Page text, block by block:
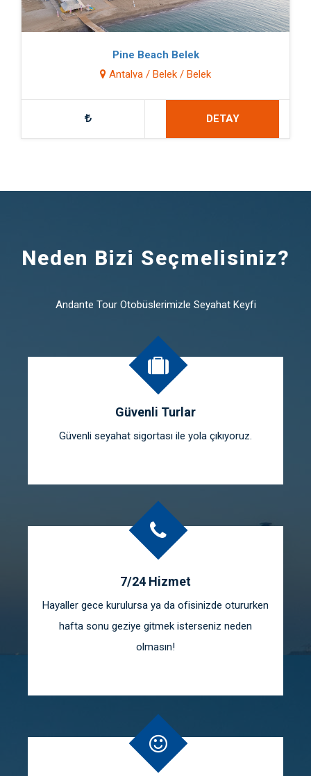
Pine Beach Belek
Antalya / Belek / Belek
DETAY
Neden Bizi Seçmelisiniz?
Andante Tour Otobüslerimizle Seyahat Keyfi
Güvenli Turlar
Güvenli seyahat sigortası ile yola çıkıyoruz.
7/24 Hizmet
Hayaller gece kurulursa ya da ofisinizde otururken
hafta sonu geziye gitmek isterseniz neden
olmasın!